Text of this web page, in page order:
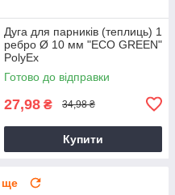
Дуга для парників (теплиць) 1
ребро Ø 10 мм "ЕCО GREEN"
PolyEx
Готово до відправки
27,98 ₴ 34,98 ₴
Купити
ще